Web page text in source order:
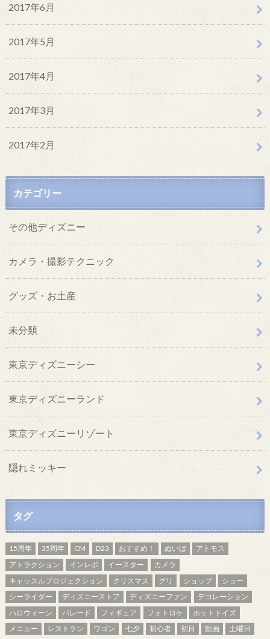
2017年6月
2017年5月
2017年4月
2017年3月
2017年2月
カテゴリー
その他ディズニー
カメラ・撮影テクニック
グッズ・お土産
未分類
東京ディズニーシー
東京ディズニーランド
東京ディズニーリゾート
隠れミッキー
タグ
15周年 35周年 CM D23 おすすめ！ ぬいば
アトモス
アトラクション
インレポ イースター
カメラ
キャッスルプロジェクション
クリスマス グリ ショップ
ショー
シーライダー
ディズニーストア ディズニーファン
デコレーション
ハロウィーン
パレード フィギュア フォトロケ
ホットトイズ
メニュー
レストラン ワゴン 七夕 初心者 初日 動画
土曜日